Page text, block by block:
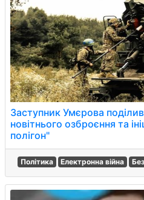
Заступник Умєрова
новітнього озброєння та
полігон"
Політика Електронна війна